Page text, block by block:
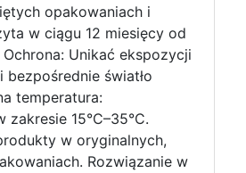
opakowaniach i
w ciągu 12 miesięcy od
Unikać ekspozycji
światło
temperatura:
zakresie 15°C–35°C.
w oryginalnych,
Rozwiązanie w